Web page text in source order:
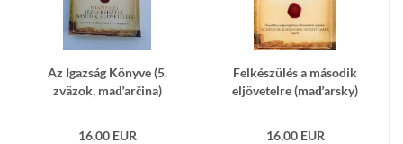
Az Igaz­ság Könyve (5.
zvä­zok, ma­ďar­či­na)
16,00 EUR
Fel­készülés a má­so­dik
eljöve­tel­re (ma­ďar­sky)
16,00 EUR